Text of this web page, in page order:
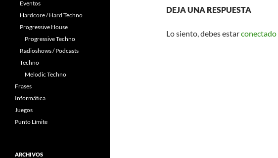
DEJA UNA RESPUESTA
Lo siento, debes estarconectado
Eventos
Hardcore / Hard Techno
Progressive House
Progressive Techno
Radioshows / Podcasts
Techno
Melodic Techno
Frases
Informática
Juegos
Punto Límite
ARCHIVOS